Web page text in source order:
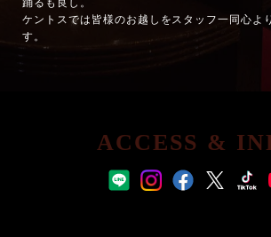
踊るも良し。
ケントスでは皆様のお越しをスタッフ一同心よ
す。
ACCESS &